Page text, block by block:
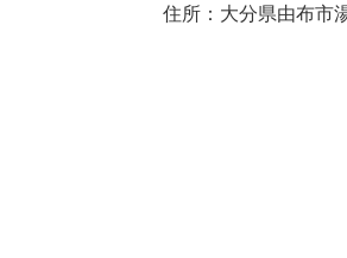
住所：大分県由布市